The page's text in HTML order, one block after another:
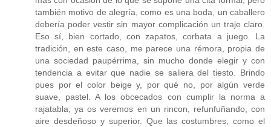
también motivo de alegría, como es una boda, un caballero
debería poder vestir sin mayor complicación un traje claro.
Eso sí, bien cortado, con zapatos, corbata a juego. La
tradición, en este caso, me parece una rémora, propia de
una sociedad paupérrima, sin mucho donde elegir y con
tendencia a evitar que nadie se saliera del tiesto. Brindo
pues por el color beige y, por qué no, por algún verde
suave, pastel. A los obcecados con cumplir la norma a
rajatabla, ya os veremos en un rincon, refunfuñando, con
aire desdeñoso y superior. Que las costumbres, como el